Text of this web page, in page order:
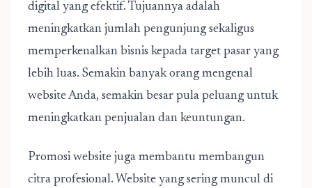
digital yang efektif. Tujuannya adalah
meningkatkan jumlah pengunjung sekaligus
memperkenalkan bisnis kepada target pasar yang
lebih luas. Semakin banyak orang mengenal
website Anda, semakin besar pula peluang untuk
meningkatkan penjualan dan keuntungan.
Promosi website juga membantu membangun
citra profesional. Website yang sering muncul di